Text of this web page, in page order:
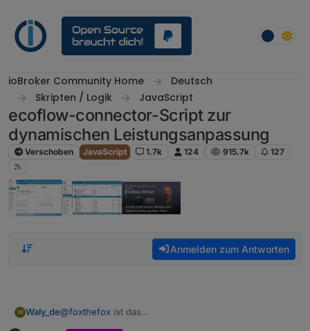
ioBroker Community Home
Deutsch
Skripten / Logik
JavaScript
ecoflow-connector-Script zur
dynamischen Leistungsanpassung
Verschoben JavaScript 1.7k 124 915.7k 127
Anmelden zum Antworten
W Waly_de@foxthefox ist das